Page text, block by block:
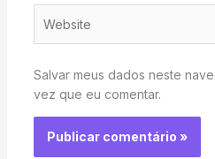
Salvar meus dados neste
vez que eu comentar.